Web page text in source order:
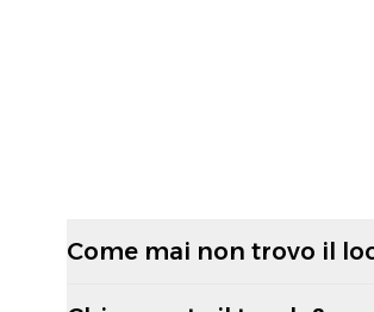
Come mai non trovo il